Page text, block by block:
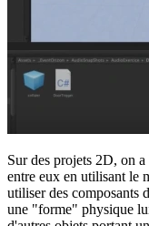
Sur des projets 2D, on
entre eux en utilisant le
utiliser des composants
une "forme" physique